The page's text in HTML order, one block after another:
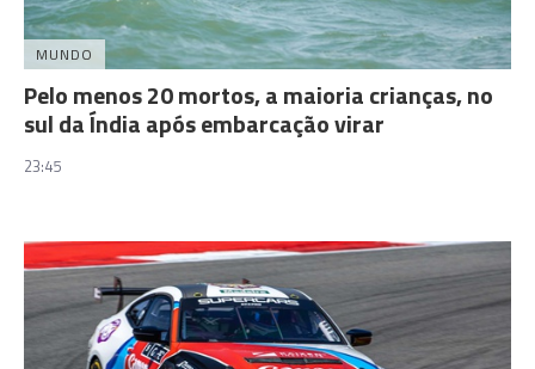
MUNDO
Pelo menos 20 mortos, a maioria crianças, no
sul da Índia após embarcação virar
23:45